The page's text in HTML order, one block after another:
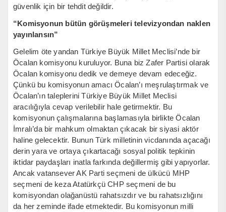
güvenlik için bir tehdit değildir.
“Komisyonun bütün görüşmeleri televizyondan naklen
yayınlansın”
Gelelim öte yandan Türkiye Büyük Millet Meclisi’nde bir
Öcalan komisyonu kuruluyor. Buna biz Zafer Partisi olarak
Öcalan komisyonu dedik ve demeye devam edeceğiz.
Çünkü bu komisyonun amacı Öcalan’ı meşrulaştırmak ve
Öcalan’ın taleplerini Türkiye Büyük Millet Meclisi
aracılığıyla cevap verilebilir hale getirmektir. Bu
komisyonun çalışmalarına başlamasıyla birlikte Öcalan
İmralı’da bir mahkum olmaktan çıkacak bir siyasi aktör
haline gelecektir. Bunun Türk milletinin vicdanında açacağı
derin yara ve ortaya çıkartacağı sosyal politik tepkinin
iktidar paydaşları inatla farkında değillermiş gibi yapıyorlar.
Ancak vatansever AK Parti seçmeni de ülkücü MHP
seçmeni de keza Atatürkçü CHP seçmeni de bu
komisyondan olağanüstü rahatsızdır ve bu rahatsızlığını
da her zeminde ifade etmektedir. Bu komisyonun milli